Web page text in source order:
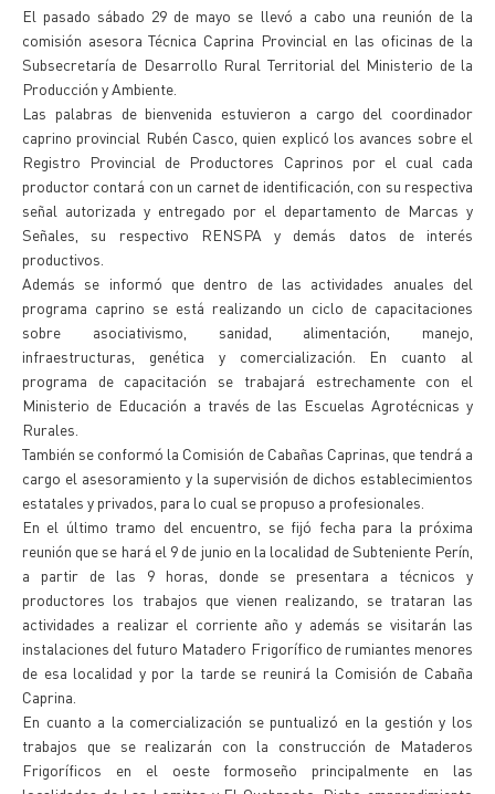
El pasado sábado 29 de mayo se llevó a cabo una reunión de la
comisión asesora Técnica Caprina Provincial en las oficinas de la
Subsecretaría de Desarrollo Rural Territorial del Ministerio de la
Producción y Ambiente.
Las palabras de bienvenida estuvieron a cargo del coordinador
caprino provincial Rubén Casco, quien explicó los avances sobre el
Registro Provincial de Productores Caprinos por el cual cada
productor contará con un carnet de identificación, con su respectiva
señal autorizada y entregado por el departamento de Marcas y
Señales, su respectivo RENSPA y demás datos de interés
productivos.
Además se informó que dentro de las actividades anuales del
programa caprino se está realizando un ciclo de capacitaciones
sobre asociativismo, sanidad, alimentación, manejo,
infraestructuras, genética y comercialización. En cuanto al
programa de capacitación se trabajará estrechamente con el
Ministerio de Educación a través de las Escuelas Agrotécnicas y
Rurales.
También se conformó la Comisión de Cabañas Caprinas, que tendrá a
cargo el asesoramiento y la supervisión de dichos establecimientos
estatales y privados, para lo cual se propuso a profesionales.
En el último tramo del encuentro, se fijó fecha para la próxima
reunión que se hará el 9 de junio en la localidad de Subteniente Perín,
a partir de las 9 horas, donde se presentara a técnicos y
productores los trabajos que vienen realizando, se trataran las
actividades a realizar el corriente año y además se visitarán las
instalaciones del futuro Matadero Frigorífico de rumiantes menores
de esa localidad y por la tarde se reunirá la Comisión de Cabaña
Caprina.
En cuanto a la comercialización se puntualizó en la gestión y los
trabajos que se realizarán con la construcción de Mataderos
Frigoríficos en el oeste formoseño principalmente en las